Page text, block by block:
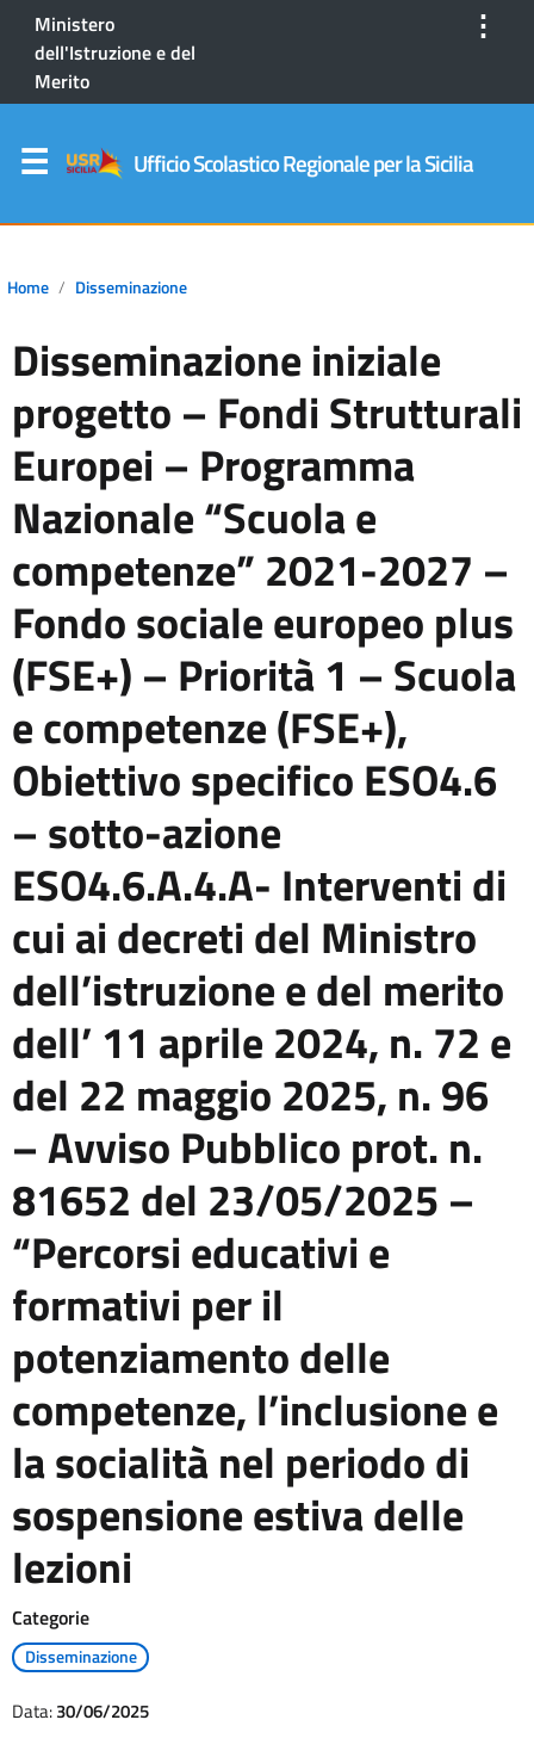
Ministero
dell'Istruzione e del
Merito
⋮
Ufficio Scolastico Regionale per la Sicilia
Home Disseminazione
Disseminazione iniziale
progetto – Fondi Strutturali
Europei – Programma
Nazionale “Scuola e
competenze” 2021-2027 –
Fondo sociale europeo plus
(FSE+) – Priorità 1 – Scuola
e competenze (FSE+),
Obiettivo specifico ESO4.6
– sotto-azione
ESO4.6.A.4.A- Interventi di
cui ai decreti del Ministro
dell’istruzione e del merito
dell’ 11 aprile 2024, n. 72 e
del 22 maggio 2025, n. 96
– Avviso Pubblico prot. n.
81652 del 23/05/2025 –
“Percorsi educativi e
formativi per il
potenziamento delle
competenze, l’inclusione e
la socialità nel periodo di
sospensione estiva delle
lezioni
Categorie
Disseminazione
Data:30/06/2025